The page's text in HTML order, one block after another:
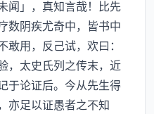
闻」，真知言哉！比先
数阴疾尤奇中，皆书中
用，反己试，欢曰：
，太史氏列之传末，近
于论证后。今从先生得
亦足以证愚者之不知